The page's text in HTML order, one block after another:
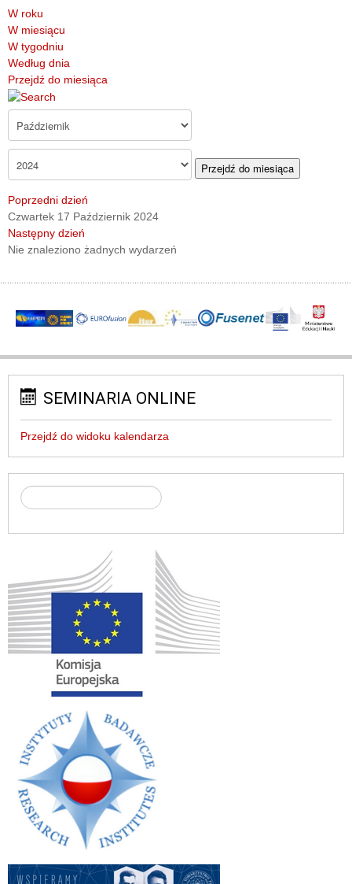
W roku
W miesiącu
W tygodniu
Według dnia
Przejdź do miesiąca
Przejdź do miesiąca
Poprzedni dzień
Czwartek 17 Październik 2024
Następny dzień
Nie znaleziono żadnych wydarzeń
SEMINARIA ONLINE
Przejdź do widoku kalendarza